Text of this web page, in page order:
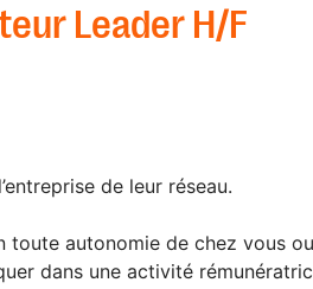
Leader H/F
de leur réseau.
autonomie de chez vous
dans une activité